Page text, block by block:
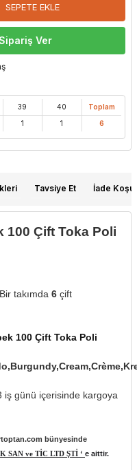
SEPETE EKLE
Ver
39
1
40
1
Toplam
6
Tavsiye Et İade
100 Çift Toka Poli
takımda 6 çift
100 Çift Toka Poli
iş günü içerisinde kargoya
bünyesinde
SAN ve TİC LTD ŞTİ ‘ e aittir.